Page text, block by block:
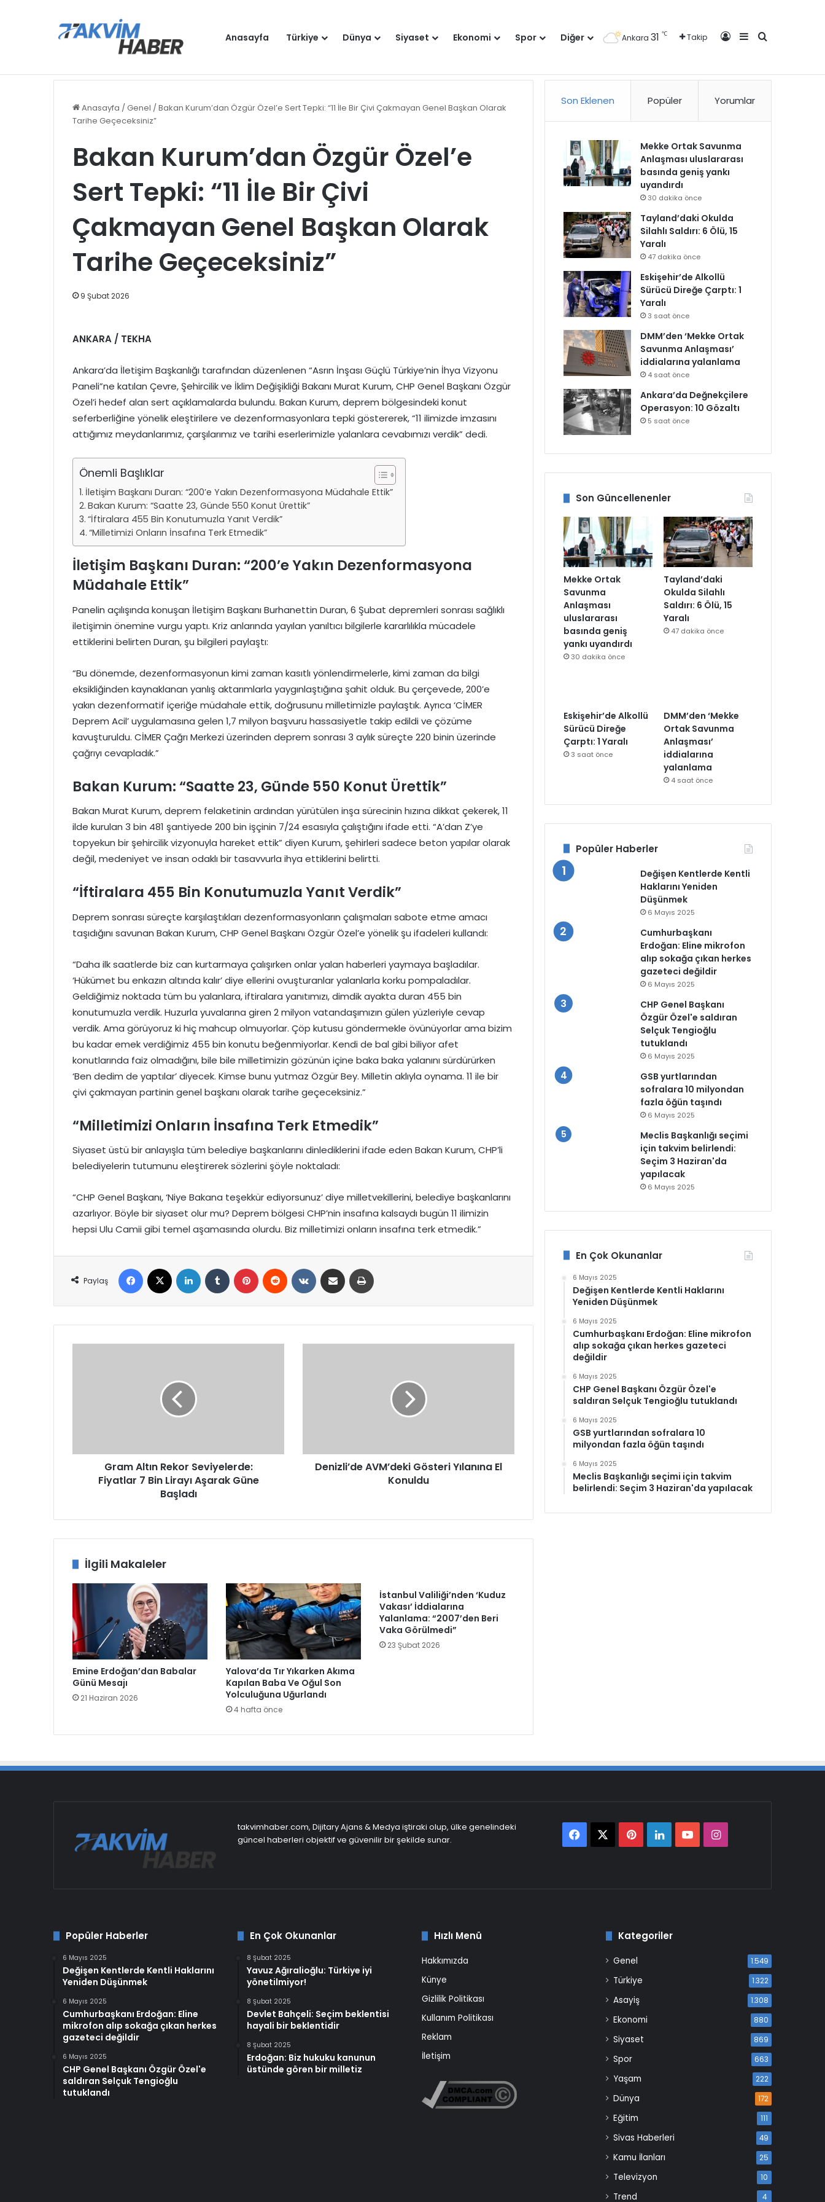
Anasayfa Türkiye Dünya Siyaset Ekonomi Spor Diğer Ankara 31 ℃ Takip Kayıt OlKenar Bölmesi
Arama yap
Antalya, D8 Yılın Turizm Şehri seçildi
Anasayfa /Genel /Bakan Kurum’dan Özgür Özel’e Sert Tepki: “11 İle Bir Çivi Çakmayan Genel Başkan Olarak
Tarihe Geçeceksiniz”
Bakan Kurum’dan Özgür Özel’e
Sert Tepki: “11 İle Bir Çivi
Çakmayan Genel Başkan Olarak
Tarihe Geçeceksiniz”
9 Şubat 2026
ANKARA / TEKHA
Ankara’da İletişim Başkanlığı tarafından düzenlenen “Asrın İnşası Güçlü Türkiye’nin İhya Vizyonu
Paneli”ne katılan Çevre, Şehircilik ve İklim Değişikliği Bakanı Murat Kurum, CHP Genel Başkanı Özgür
Özel’i hedef alan sert açıklamalarda bulundu. Bakan Kurum, deprem bölgesindeki konut
seferberliğine yönelik eleştirilere ve dezenformasyonlara tepki göstererek, “11 ilimizde imzasını
attığımız meydanlarımız, çarşılarımız ve tarihi eserlerimizle yalanlara cevabımızı verdik” dedi.
Önemli Başlıklar
İletişim Başkanı Duran: “200’e Yakın Dezenformasyona Müdahale Ettik”
Bakan Kurum: “Saatte 23, Günde 550 Konut Ürettik”
“İftiralara 455 Bin Konutumuzla Yanıt Verdik”
“Milletimizi Onların İnsafına Terk Etmedik”
İletişim Başkanı Duran: “200’e Yakın Dezenformasyona
Müdahale Ettik”
Panelin açılışında konuşan İletişim Başkanı Burhanettin Duran, 6 Şubat depremleri sonrası sağlıklı
iletişimin önemine vurgu yaptı. Kriz anlarında yayılan yanıltıcı bilgilerle kararlılıkla mücadele
ettiklerini belirten Duran, şu bilgileri paylaştı:
“Bu dönemde, dezenformasyonun kimi zaman kasıtlı yönlendirmelerle, kimi zaman da bilgi
eksikliğinden kaynaklanan yanlış aktarımlarla yaygınlaştığına şahit olduk. Bu çerçevede, 200’e
yakın dezenformatif içeriğe müdahale ettik, doğrusunu milletimizle paylaştık. Ayrıca ‘CİMER
Deprem Acil’ uygulamasına gelen 1,7 milyon başvuru hassasiyetle takip edildi ve çözüme
kavuşturuldu. CİMER Çağrı Merkezi üzerinden deprem sonrası 3 aylık süreçte 220 binin üzerinde
çağrıyı cevapladık.”
Bakan Kurum: “Saatte 23, Günde 550 Konut Ürettik”
Bakan Murat Kurum, deprem felaketinin ardından yürütülen inşa sürecinin hızına dikkat çekerek, 11
ilde kurulan 3 bin 481 şantiyede 200 bin işçinin 7/24 esasıyla çalıştığını ifade etti. “A’dan Z’ye
topyekun bir şehircilik vizyonuyla hareket ettik” diyen Kurum, şehirleri sadece beton yapılar olarak
değil, medeniyet ve insan odaklı bir tasavvurla ihya ettiklerini belirtti.
“İftiralara 455 Bin Konutumuzla Yanıt Verdik”
Deprem sonrası süreçte karşılaştıkları dezenformasyonların çalışmaları sabote etme amacı
taşıdığını savunan Bakan Kurum, CHP Genel Başkanı Özgür Özel’e yönelik şu ifadeleri kullandı:
“Daha ilk saatlerde biz can kurtarmaya çalışırken onlar yalan haberleri yaymaya başladılar.
‘Hükümet bu enkazın altında kalır’ diye ellerini ovuşturanlar yalanlarla korku pompaladılar.
Geldiğimiz noktada tüm bu yalanlara, iftiralara yanıtımızı, dimdik ayakta duran 455 bin
konutumuzla verdik. Huzurla yuvalarına giren 2 milyon vatandaşımızın gülen yüzleriyle cevap
verdik. Ama görüyoruz ki hiç mahcup olmuyorlar. Çöp kutusu göndermekle övünüyorlar ama bizim
bu kadar emek verdiğimiz 455 bin konutu beğenmiyorlar. Kendi de bal gibi biliyor afet
konutlarında faiz olmadığını, bile bile milletimizin gözünün içine baka baka yalanını sürdürürken
‘Ben dedim de yaptılar’ diyecek. Kimse bunu yutmaz Özgür Bey. Milletin aklıyla oynama. 11 ile bir
çivi çakmayan partinin genel başkanı olarak tarihe geçeceksiniz.”
“Milletimizi Onların İnsafına Terk Etmedik”
Siyaset üstü bir anlayışla tüm belediye başkanlarını dinlediklerini ifade eden Bakan Kurum, CHP’li
belediyelerin tutumunu eleştirerek sözlerini şöyle noktaladı:
“CHP Genel Başkanı, ‘Niye Bakana teşekkür ediyorsunuz’ diye milletvekillerini, belediye başkanlarını
azarlıyor. Böyle bir siyaset olur mu? Deprem bölgesi CHP’nin insafına kalsaydı bugün 11 ilimizin
hepsi Ulu Camii gibi temel aşamasında olurdu. Biz milletimizi onların insafına terk etmedik.”
Paylaş
Facebook LinkedIn Tumblr Pinterest Reddit VKontakteE-Posta ile paylaş
Aşarak
Başladı
Gram Altın Rekor Seviyelerde:
Fiyatlar 7 Bin Lirayı Aşarak Güne
Başladı
Denizli’de AVM’deki Gösteri Yılanına El
Konuldu
İlgili Makaleler
Emine Erdoğan’dan Babalar
Günü Mesajı
21 Haziran 2026
Yalova’da Tır Yıkarken Akıma
Kapılan Baba Ve Oğul Son
Yolculuğuna Uğurlandı
4 hafta önce
İstanbul Valiliği’nden ‘Kuduz
Vakası’ İddialarına
Yalanlama: “2007’den Beri
Vaka Görülmedi”
23 Şubat 2026
Son Eklenen Popüler Yorumlar
Mekke Ortak Savunma
Anlaşması uluslararası
basında geniş yankı
uyandırdı
30 dakika önce
Tayland’daki Okulda
Silahlı Saldırı: 6 Ölü, 15
Yaralı
47 dakika önce
Eskişehir’de Alkollü
Sürücü Direğe Çarptı: 1
Yaralı
3 saat önce
DMM’den ‘Mekke Ortak
Savunma Anlaşması’
iddialarına yalanlama
4 saat önce
Ankara’da Değnekçilere
Operasyon: 10 Gözaltı
5 saat önce
Son Güncellenenler
Mekke Ortak
Savunma
Anlaşması
uluslararası
basında geniş
yankı uyandırdı
30 dakika önce
Tayland’daki
Okulda Silahlı
Saldırı: 6 Ölü, 15
Yaralı
47 dakika önce
Eskişehir’de Alkollü
Sürücü Direğe
Çarptı: 1 Yaralı
3 saat önce
DMM’den ‘Mekke
Ortak Savunma
Anlaşması’
iddialarına
yalanlama
4 saat önce
Popüler Haberler
Değişen Kentlerde Kentli
Haklarını Yeniden
Düşünmek
6 Mayıs 2025
Cumhurbaşkanı
Erdoğan: Eline mikrofon
alıp sokağa çıkan herkes
gazeteci değildir
6 Mayıs 2025
CHP Genel Başkanı
Özgür Özel'e saldıran
Selçuk Tengioğlu
tutuklandı
6 Mayıs 2025
GSB yurtlarından
sofralara 10 milyondan
fazla öğün taşındı
6 Mayıs 2025
Meclis Başkanlığı seçimi
için takvim belirlendi:
Seçim 3 Haziran'da
yapılacak
6 Mayıs 2025
En Çok Okunanlar
6 Mayıs 2025
Değişen Kentlerde Kentli Haklarını
Yeniden Düşünmek
6 Mayıs 2025
Cumhurbaşkanı Erdoğan: Eline mikrofon
alıp sokağa çıkan herkes gazeteci
değildir
6 Mayıs 2025
CHP Genel Başkanı Özgür Özel'e
saldıran Selçuk Tengioğlu tutuklandı
6 Mayıs 2025
GSB yurtlarından sofralara 10
milyondan fazla öğün taşındı
6 Mayıs 2025
Meclis Başkanlığı seçimi için takvim
belirlendi: Seçim 3 Haziran'da yapılacak
takvimhaber.com, Dijitary Ajans & Medya iştiraki olup, ülke genelindeki
güncel haberleri objektif ve güvenilir bir şekilde sunar.
FacebookPinterest
LinkedInYouTubeInstagram
Popüler Haberler
6 Mayıs 2025
Değişen Kentlerde Kentli Haklarını
Yeniden Düşünmek
6 Mayıs 2025
Cumhurbaşkanı Erdoğan: Eline
mikrofon alıp sokağa çıkan herkes
gazeteci değildir
6 Mayıs 2025
CHP Genel Başkanı Özgür Özel'e
saldıran Selçuk Tengioğlu
tutuklandı
En Çok Okunanlar
8 Şubat 2025
Yavuz Ağıralioğlu: Türkiye iyi
yönetilmiyor!
8 Şubat 2025
Devlet Bahçeli: Seçim beklentisi
hayali bir beklentidir
8 Şubat 2025
Erdoğan: Biz hukuku kanunun
üstünde gören bir milletiz
Hızlı Menü
Hakkımızda
Künye
Gizlilik Politikası
Kullanım Politikası
Reklam
İletişim
Kategoriler
Genel 1.549
Türkiye 1.322
Asayiş 1.308
Ekonomi 880
Siyaset 869
Spor 663
Yaşam 222
Dünya 172
Eğitim 111
Sivas Haberleri 49
Kamu İlanları 25
Televizyon 10
Trend 4